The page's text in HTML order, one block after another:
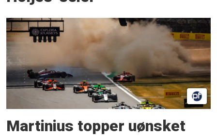
Martinius topper uønsket